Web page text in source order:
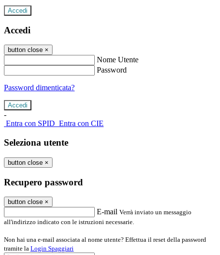
Accedi
Accedi
button close ×
Nome Utente
Password
Password dimenticata?
-
Entra con SPID Entra con CIE
Seleziona utente
button close ×
Recupero password
button close ×
E-mail Verrà inviato un messaggio
all'indirizzo indicato con le istruzioni necessarie.
Non hai una e-mail associata al nome utente? Effettua il reset della password
tramite la Login Spaggiari